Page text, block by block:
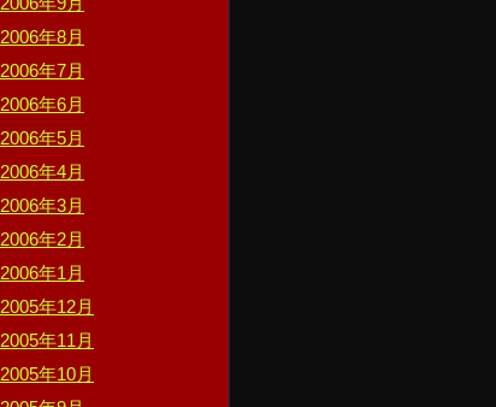
2006年8月
2006年7月
2006年6月
2006年5月
2006年4月
2006年3月
2006年2月
2006年1月
2005年12月
2005年11月
2005年10月